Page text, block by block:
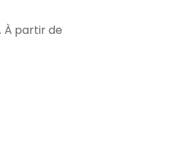
À partir de